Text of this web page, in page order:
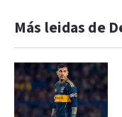
Más leidas de